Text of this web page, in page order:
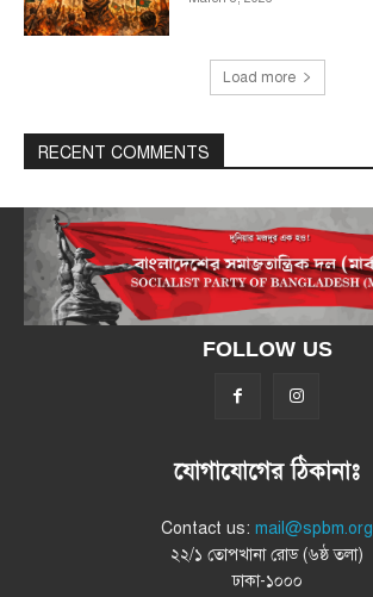
Load more
RECENT COMMENTS
FOLLOW US
যোগাযোগের ঠিকানাঃ
Contact us: mail@spbm.org
২২/১ তোপখানা রোড (৬ষ্ঠ তলা)
ঢাকা-১০০০